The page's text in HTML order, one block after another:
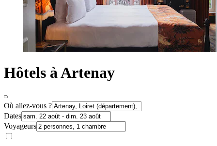
Hôtels à Artenay
Où allez-vous ?
Dates
Voyageurs